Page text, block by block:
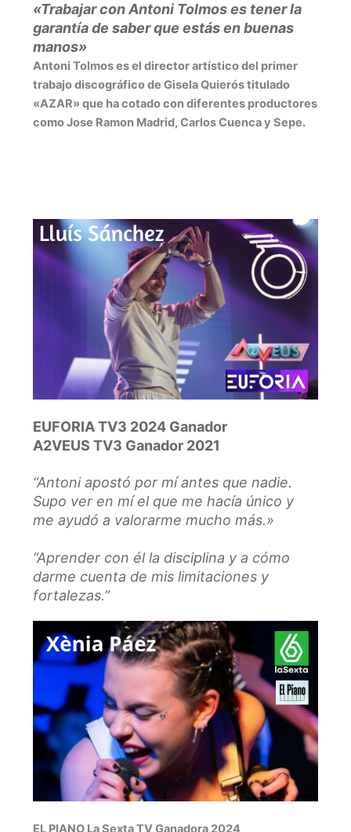
«Trabajar con Antoni Tolmos es tener la
garantía de saber que estás en buenas
manos»
Antoni Tolmos es el director artístico del primer
trabajo discográfico de Gisela Quierós titulado
«AZAR» que ha cotado con diferentes productores
como Jose Ramon Madrid, Carlos Cuenca y Sepe.
EUFORIA TV3 2024 Ganador
A2VEUS TV3 Ganador 2021
“Antoni apostó por mí antes que nadie.
Supo ver en mí el que me hacía único y
me ayudó a valorarme mucho más.»
“Aprender con él la disciplina y a cómo
darme cuenta de mis limitaciones y
fortalezas.”
EL PIANO La Sexta TV Ganadora 2024